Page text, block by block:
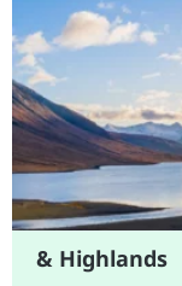
& Highlands